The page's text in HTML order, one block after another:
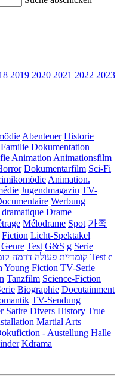
2019 2020 2021 2022 2023
Abenteuer Historie
Familie Dokumentation
Animation Animationsfilm
Dokumentarfilm Sci-Fi
Animation.
Jugendmagazin TV-
Werbung
Drame
Mélodrame Spot 가족
Fiction Licht-Spektakel
Genre Test G&S g Serie
קומדיית פעולה דרמה
Test c
Young Fiction TV-Serie
Tanzfilm Science-Fiction
Biographie Docutainment
TV-Sendung
Satire Divers History True
Martial Arts
- Austellung Halle
Kdrama